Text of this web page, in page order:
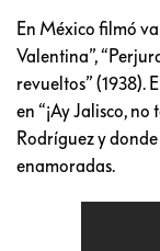
En México filmó
Valentina”,
revueltos” (1938).
en “¡Ay Jalisco,
Rodríguez y
enamoradas.